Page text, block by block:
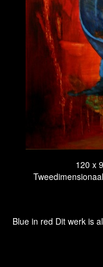
120 x
Blue in red Dit werk is